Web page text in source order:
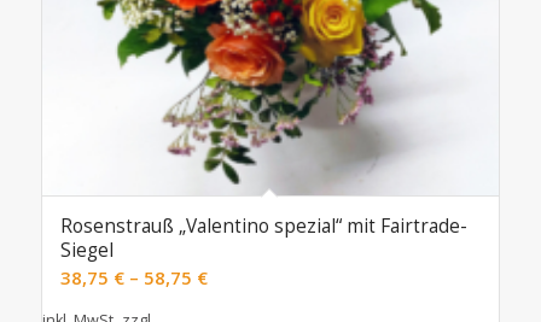
Rosenstrauß „Valentino spezial“ mit Fairtrade-
Siegel
38,75 €– 58,75 €